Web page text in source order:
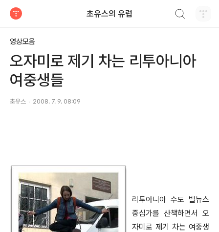
초유스의 유럽
영상모음
오자미로 제기 차는 리투아니아
여중생들
초유스 2008. 7. 9. 08:09
리투아니아 수도 빌뉴스
중심가를 산책하면서 오
자미로 제기 차는 여중생